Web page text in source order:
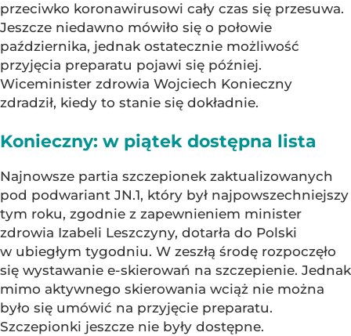
przeciwko koronawirusowi cały czas się przesuwa.
Jeszcze niedawno mówiło się o połowie
października, jednak ostatecznie możliwość
przyjęcia preparatu pojawi się później.
Wiceminister zdrowia Wojciech Konieczny
zdradził, kiedy to stanie się dokładnie.
Konieczny: w piątek dostępna lista
Najnowsze partia szczepionek zaktualizowanych
pod podwariant JN.1, który był najpowszechniejszy
tym roku, zgodnie z zapewnieniem minister
zdrowia Izabeli Leszczyny, dotarła do Polski
w ubiegłym tygodniu. W zeszłą środę rozpoczęło
się wystawanie e-skierowań na szczepienie. Jednak
mimo aktywnego skierowania wciąż nie można
było się umówić na przyjęcie preparatu.
Szczepionki jeszcze nie były dostępne.